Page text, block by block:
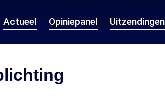
Actueel Opiniepanel Uitzendingen